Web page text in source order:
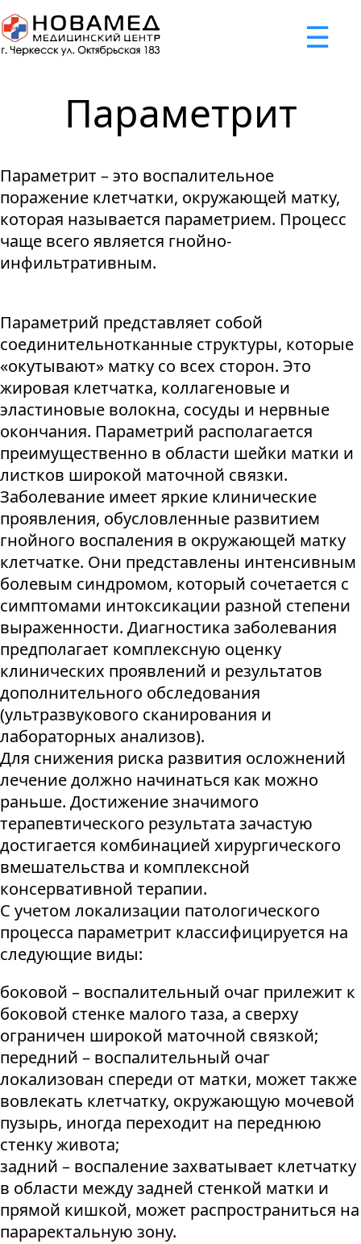
☰
x
Задать вопрос
Я принимаю"Cоглашение
об обработке персональных
данных."
Отправить вопрос
Успешно
Мы свяжемся с вами в ближайшее время
Неудача
Некорректно введен номер телефона
Неудача
Отклонена капча
Неудача
Не введено имя или вопрос
Неудача
Не принято соглашение
Параметрит
Параметрит – это воспалительное
поражение клетчатки, окружающей матку,
которая называется параметрием. Процесс
чаще всего является гнойно-
инфильтративным.
Параметрий представляет собой
соединительнотканные структуры, которые
«окутывают» матку со всех сторон. Это
жировая клетчатка, коллагеновые и
эластиновые волокна, сосуды и нервные
окончания. Параметрий располагается
преимущественно в области шейки матки и
листков широкой маточной связки.
Заболевание имеет яркие клинические
проявления, обусловленные развитием
гнойного воспаления в окружающей матку
клетчатке. Они представлены интенсивным
болевым синдромом, который сочетается с
симптомами интоксикации разной степени
выраженности. Диагностика заболевания
предполагает комплексную оценку
клинических проявлений и результатов
дополнительного обследования
(ультразвукового сканирования и
лабораторных анализов).
Для снижения риска развития осложнений
лечение должно начинаться как можно
раньше. Достижение значимого
терапевтического результата зачастую
достигается комбинацией хирургического
вмешательства и комплексной
консервативной терапии.
С учетом локализации патологического
процесса параметрит классифицируется на
следующие виды:
боковой – воспалительный очаг прилежит к
боковой стенке малого таза, а сверху
ограничен широкой маточной связкой;
передний – воспалительный очаг
локализован спереди от матки, может также
вовлекать клетчатку, окружающую мочевой
пузырь, иногда переходит на переднюю
стенку живота;
задний – воспаление захватывает клетчатку
в области между задней стенкой матки и
прямой кишкой, может распространиться на
параректальную зону.